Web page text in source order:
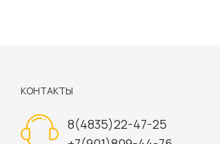
КОНТАКТЫ
8(4835)22-47-25